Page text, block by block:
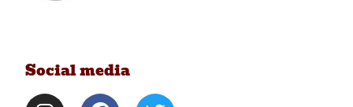
Social media